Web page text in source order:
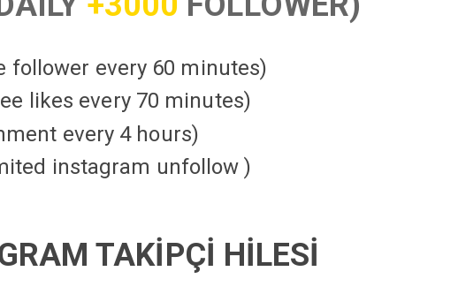
follower every 60 minutes)
likes every 70 minutes)
every 4 hours)
instagram unfollow )
TAKİPÇİ HİLESİ